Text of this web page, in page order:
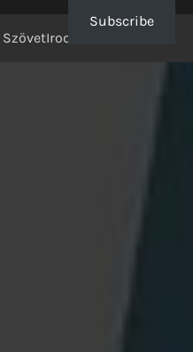
SzövetIrodalom
Subscribe